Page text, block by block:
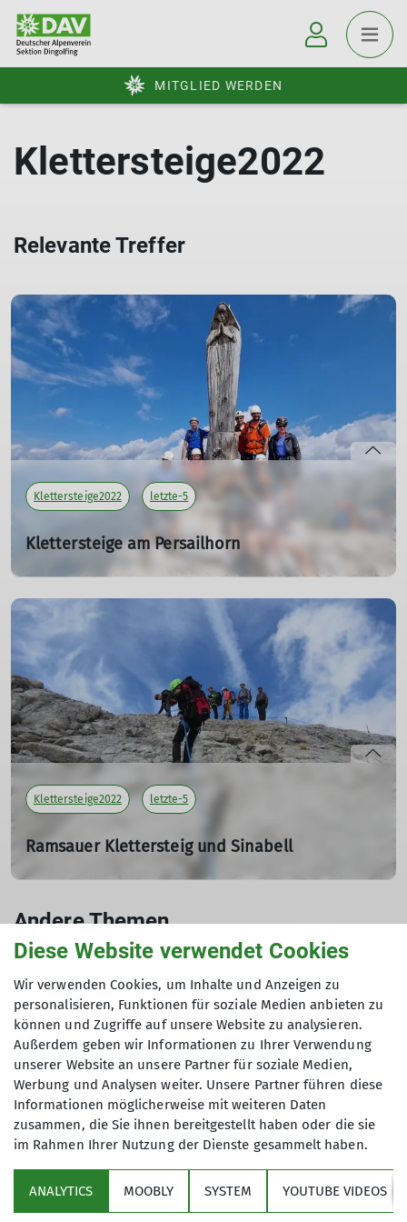
MITGLIED WERDEN
Klettersteige2022
Relevante Treffer
Klettersteige2022 letzte-5
Klettersteige am Persailhorn
vom 23.07. bis 24.07.2022
Tourenleiter: Georg Maier, Ernst Konrad
Teilnehmer: 7
mehr erfahren
Klettersteige2022 letzte-5
Ramsauer Klettersteig und Sinabell
vom 03.09. bis 04.09.2022
Tourenleiter: Georg Maier, Ernst Konrad
Teilnehmer: 8
mehr erfahren
Andere Themen
Hochtouren2022 Jugend2022 Klettern2022
Schneeschuhtouren2022 Senioren2022 Skitouren2022
letzte-5
Bundesverband
Diese Website verwendet Cookies
Wir verwenden Cookies, um Inhalte und Anzeigen zu
personalisieren, Funktionen für soziale Medien anbieten zu
können und Zugriffe auf unsere Website zu analysieren.
Außerdem geben wir Informationen zu Ihrer Verwendung
unserer Website an unsere Partner für soziale Medien,
Werbung und Analysen weiter. Unsere Partner führen diese
Informationen möglicherweise mit weiteren Daten
zusammen, die Sie ihnen bereitgestellt haben oder die sie
im Rahmen Ihrer Nutzung der Dienste gesammelt haben.
ANALYTICS MOOBLY SYSTEM YOUTUBE VIDEOS